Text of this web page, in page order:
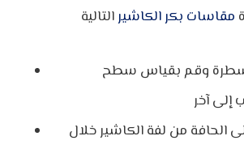
مقاسات بكر الكاشير
وقم بقياس سطح
الحافة من لفة الكاشير خلال